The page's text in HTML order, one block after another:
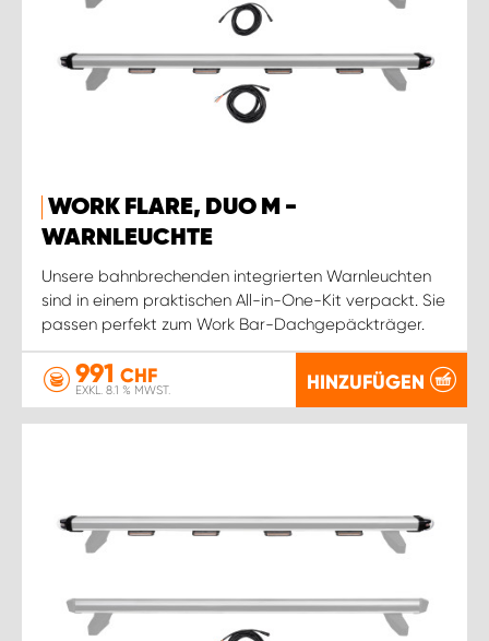
WORK FLARE, DUO M -
WARNLEUCHTE
Unsere bahnbrechenden integrierten Warnleuchten
sind in einem praktischen All-in-One-Kit verpackt. Sie
passen perfekt zum Work Bar-Dachgepäckträger.
991 CHF
EXKL. 8.1 % MWST. HINZUFÜGEN